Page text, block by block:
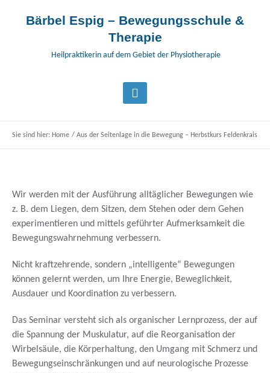
Bärbel Espig – Bewegungsschule &
Therapie
Heilpraktikerin auf dem Gebiet der Physiotherapie
Sie sind hier: Home / Aus der Seitenlage in die Bewegung – Herbstkurs Feldenkrais
Wir werden mit der Ausführung alltäglicher Bewegungen wie
z. B. dem Liegen, dem Sitzen, dem Stehen oder dem Gehen
experimentieren und mittels geführter Aufmerksamkeit die
Bewegungswahrnehmung verbessern.
Nicht kraftzehrende, sondern „intelligente“ Bewegungen
können gelernt werden, um Ihre Energie, Beweglichkeit,
Ausdauer und Koordination zu verbessern.
Das Seminar versteht sich als organischer Lernprozess, der auf
die Spannung der Muskulatur, auf die Reorganisation der
Wirbelsäule, die Körperhaltung, den Umgang mit Schmerz und
Bewegungseinschränkungen und auf neurologische Prozesse